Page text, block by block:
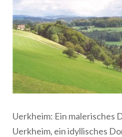
Uerkheim: Ein malerisches
Uerkheim, ein idyllisches